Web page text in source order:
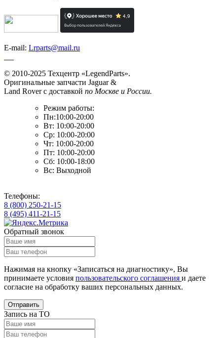
E-mail: Lrparts@mail.ru
© 2010-2025 Техцентр «LegendParts».
Оригинальные запчасти Jaguar &
Land Rover с доставкой по Москве и России.
Режим работы:
Пн:10:00-20:00
Вт: 10:00-20:00
Ср: 10:00-20:00
Чт: 10:00-20:00
Пт: 10:00-20:00
Сб: 10:00-18:00
Вс: Выходной
Телефоны:
8 (800) 250-21-15
8 (495) 411-21-15
Обратный звонок
Нажимая на кнопку «Записаться на диагностику», Вы
принимаете условия пользовательского соглашения и даете
согласие на обработку ваших персональных данных.
Отправить
Запись на ТО